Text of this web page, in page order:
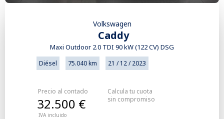
Volkswagen
Caddy
Maxi Outdoor 2.0 TDI 90 kW (122 CV) DSG
Diésel 75.040 km 21 / 12 / 2023
Precio al contado
IVA incluido
32.500 €
Calcula tu cuota
sin compromiso